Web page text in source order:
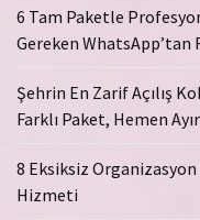
6 Tam Paketle
Gereken WhatsApp’tan
Şehrin En Zarif Açılış
Farklı Paket, Hemen
8 Eksiksiz
Hizmeti